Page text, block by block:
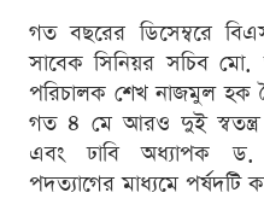
গত বছরের ডিসেম্বরে
সাবেক সিনিয়র সচিব
পরিচালক শেখ নাজমুল
গত ৪ মে আরও দুই
এবং ঢাবি অধ্যাপক
পদত্যাগের মাধ্যমে পর্ষদটি